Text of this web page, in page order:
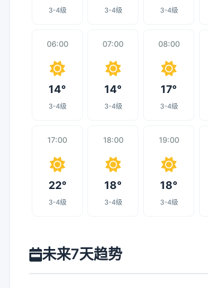
3-4级 3-4级 3-4级
06:00
14°
3-4级
07:00
14°
3-4级
08:00
17°
3-4级
17:00
22°
3-4级
18:00
18°
3-4级
19:00
18°
3-4级
未来7天趋势